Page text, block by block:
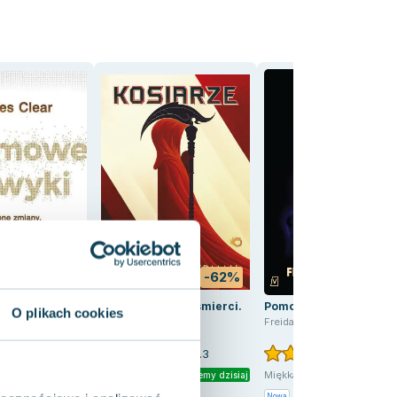
O plikach cookies
Drobne
efekty
-62%
Kosiarze. Żniwa śmierci.
Tom 1
4.3
Pakujemy dzisiaj
Pomoc domowa
Freida McFadden
Miękka